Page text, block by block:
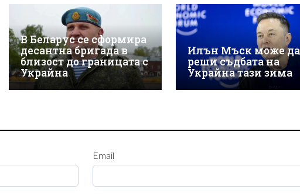
В Беларус се сформира
десантна бригада в
близост до границата с
Украйна
Илън Мъск може да
реши съдбата на
Украйна тази зима
Email